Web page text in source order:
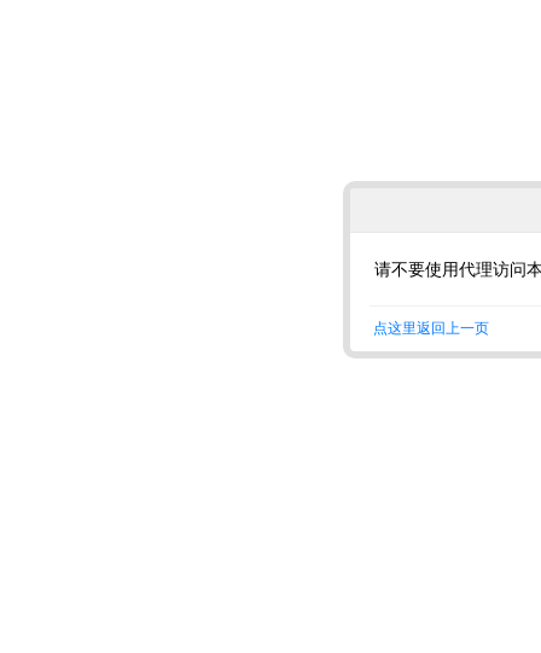
请不要使用代理访问
点这里返回上一页